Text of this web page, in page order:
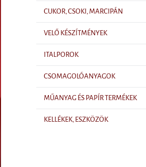
CUKOR, CSOKI, MARCIPÁN
VELŐ KÉSZÍTMÉNYEK
ITALPOROK
CSOMAGOLÓANYAGOK
MŰANYAG ÉS PAPÍR TERMÉKEK
KELLÉKEK, ESZKÖZÖK